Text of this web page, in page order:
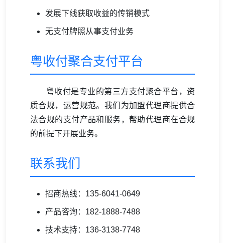
发展下线获取收益的传销模式
无支付牌照从事支付业务
粤收付聚合支付平台
粤收付是专业的第三方支付聚合平台，资
质合规，运营规范。我们为加盟代理商提供合
法合规的支付产品和服务，帮助代理商在合规
的前提下开展业务。
联系我们
招商热线：135-6041-0649
产品咨询：182-1888-7488
技术支持：136-3138-7748